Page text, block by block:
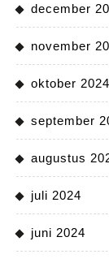
december
november
oktober 2024
september
augustus
juli 2024
juni 2024